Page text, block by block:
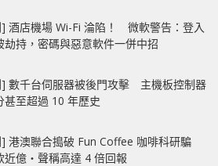
] 酒店機場 Wi-Fi 淪陷！ 微軟警告：登入
劫持，密碼與惡意軟件一併中招
] 數千台伺服器被後門攻擊 主機板控制器
甚至超過 10 年歷史
港澳聯合搗破 Fun Coffee 咖啡科研騙
億‧聲稱高達 4 倍回報